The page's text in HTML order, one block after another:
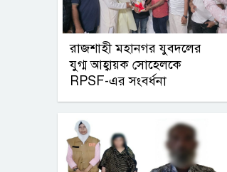
রাজশাহী মহানগর যুবদলের
যুগ্ম আহ্বায়ক সোহেলকে
RPSF-এর সংবর্ধনা